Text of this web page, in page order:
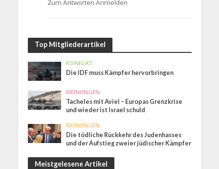
Zum Antworten Anmelden
Top Mitgliederartikel
KONFLIKT
Die IDF muss Kämpfer hervorbringen
MEINUNGEN
Tacheles mit Aviel – Europas Grenzkrise
und wieder ist Israel schuld
MEINUNGEN
Die tödliche Rückkehr des Judenhasses
und der Aufstieg zweier jüdischer Kämpfer
Meistgelesene Artikel